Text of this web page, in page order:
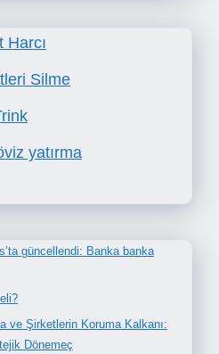
Harcı
Silme
yatırma
güncellendi: Banka banka
ve Şirketlerin Koruma Kalkanı:
Dönemeç